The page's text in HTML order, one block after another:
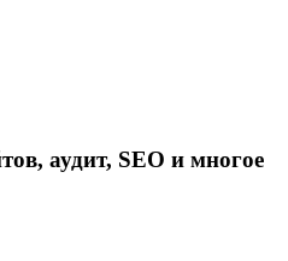
аудит, SEO и многое